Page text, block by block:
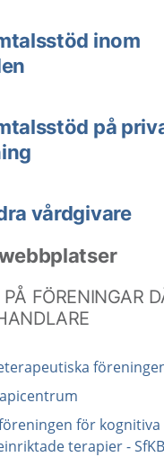
inom
på
vårdgivare
PÅ FÖRENINGAR
för kognitiva
terapier -